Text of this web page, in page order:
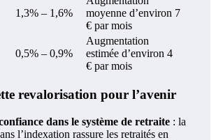
1,3% – 1,6%
moyenne d’environ 7
€ par mois
0,5% – 0,9%
Augmentation
estimée d’environ 4
€ par mois
revalorisation pour l’avenir
dans le système de retraite : la
l’indexation rassure les retraités en